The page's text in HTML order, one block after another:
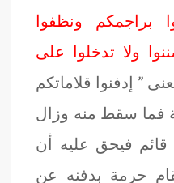
براجمكم ونظفوا
ولا تدخلوا على
” إدفنوا قلاماتكم
فما سقط منه وزال
فيحق عليه أن
حرمة بدفنه عن